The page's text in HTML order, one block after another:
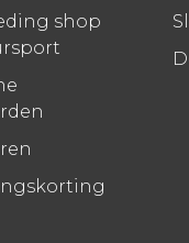
shop